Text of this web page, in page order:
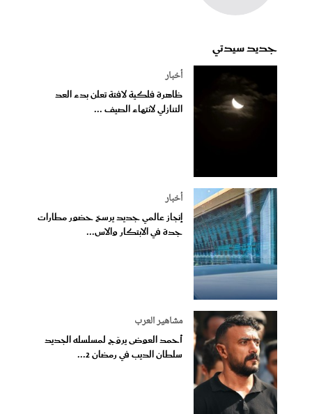
جديد سيدتي
أخبار
ظاهرة فلكية لافتة تعلن بدء العد
التنازلي لانتهاء الصيف ...
أخبار
إنجاز عالمي جديد يرسخ حضور مطارات
جدة في الابتكار والاس...
مشاهير العرب
أحمد العوضى يروّج لمسلسله الجديد
سلطان الديب في رمضان 2...